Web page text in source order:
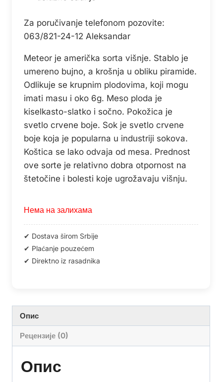
Za poručivanje telefonom pozovite:
063/821-24-12 Aleksandar
Meteor je američka sorta višnje. Stablo je
umereno bujno, a krošnja u obliku piramide.
Odlikuje se krupnim plodovima, koji mogu
imati masu i oko 6g. Meso ploda je
kiselkasto-slatko i sočno. Pokožica je
svetlo crvene boje. Sok je svetlo crvene
boje koja je popularna u industriji sokova.
Koštica se lako odvaja od mesa. Prednost
ove sorte je relativno dobra otpornost na
štetočine i bolesti koje ugrožavaju višnju.
Нема на залихама
Опис
Рецензије (0)
Опис